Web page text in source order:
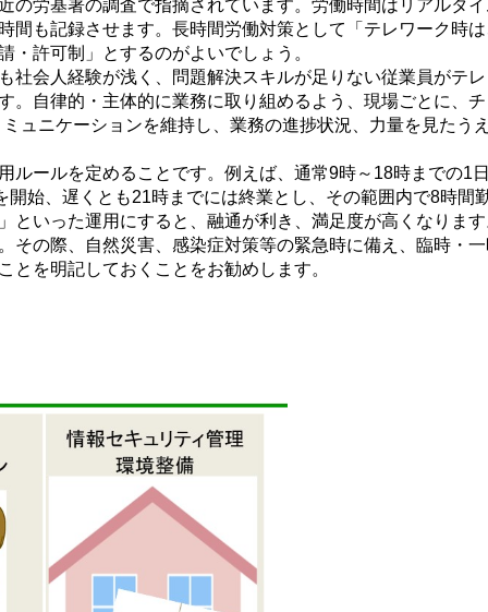
の労基署の調査で指摘されています。労働時間はリアルタ
間も記録させます。長時間労働対策として「テレワーク時
許可制」とするのがよいでしょう。
会人経験が浅く、問題解決スキルが足りない従業員がテ
。自律的・主体的に業務に取り組めるよう、現場ごとに、
ュニケーションを維持し、業務の進捗状況、力量を見たう
ールを定めることです。例えば、通常9時～18時までの1
始、遅くとも21時までには終業とし、その範囲内で8時間
といった運用にすると、融通が利き、満足度が高くなりま
その際、自然災害、感染症対策等の緊急時に備え、臨時・
を明記しておくことをお勧めします。